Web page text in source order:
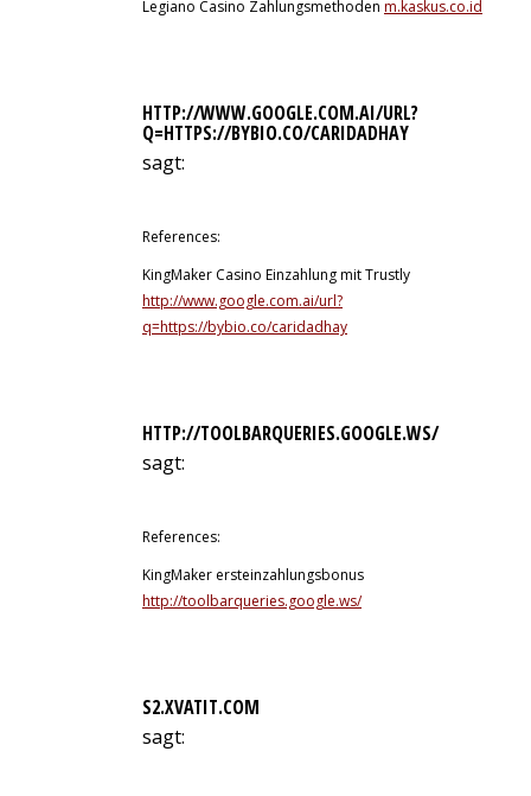
Legiano Casino Zahlungsmethoden m.kaskus.co.id
HTTP://WWW.GOOGLE.COM.AI/URL?
Q=HTTPS://BYBIO.CO/CARIDADHAY
sagt:
References:
KingMaker Casino Einzahlung mit Trustly
http://www.google.com.ai/url?
q=https://bybio.co/caridadhay
HTTP://TOOLBARQUERIES.GOOGLE.WS/
sagt:
References:
KingMaker ersteinzahlungsbonus
http://toolbarqueries.google.ws/
S2.XVATIT.COM
sagt: